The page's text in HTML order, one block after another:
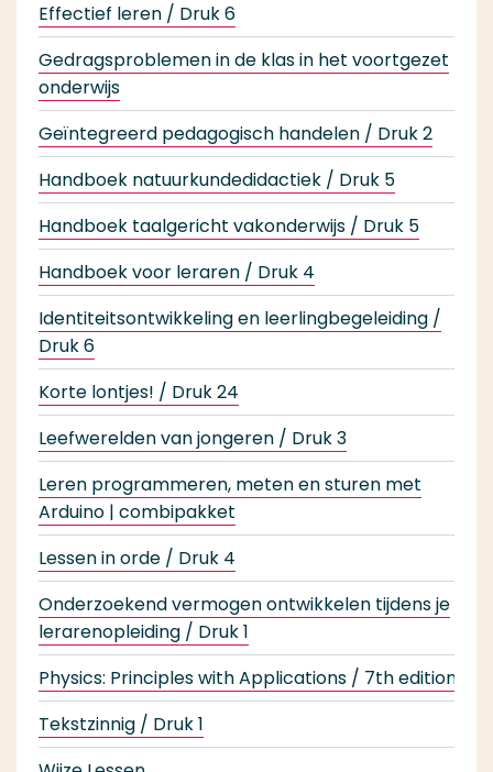
Effectief leren / Druk 6
Gedragsproblemen in de klas in het voortgezet
onderwijs
Geïntegreerd pedagogisch handelen / Druk 2
Handboek natuurkundedidactiek / Druk 5
Handboek taalgericht vakonderwijs / Druk 5
Handboek voor leraren / Druk 4
Identiteitsontwikkeling en leerlingbegeleiding /
Druk 6
Korte lontjes! / Druk 24
Leefwerelden van jongeren / Druk 3
Leren programmeren, meten en sturen met
Arduino | combipakket
Lessen in orde / Druk 4
Onderzoekend vermogen ontwikkelen tijdens je
lerarenopleiding / Druk 1
Physics: Principles with Applications / 7th edition
Tekstzinnig / Druk 1